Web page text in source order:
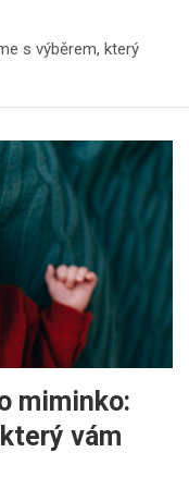
s výběrem, který
miminko:
vám